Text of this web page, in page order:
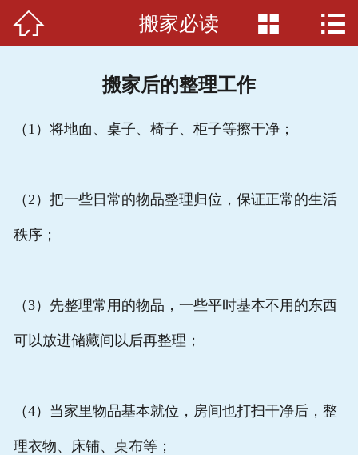
首页
车辆展示
 搬家必读  
搬家后的整理工作
（1）将地面、桌子、椅子、柜子等擦干净；
（2）把一些日常的物品整理归位，保证正常的生活
秩序；
（3）先整理常用的物品，一些平时基本不用的东西
可以放进储藏间以后再整理；
（4）当家里物品基本就位，房间也打扫干净后，整
理衣物、床铺、桌布等；